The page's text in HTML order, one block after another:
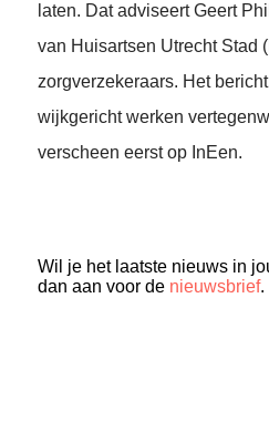
laten. Dat adviseert Geert
van Huisartsen Utrecht Stad
zorgverzekeraars. Het
wijkgericht werken
verscheen eerst op InEen.
Wil je het laatste nieuws in
dan aan voor de nieuwsbrief.